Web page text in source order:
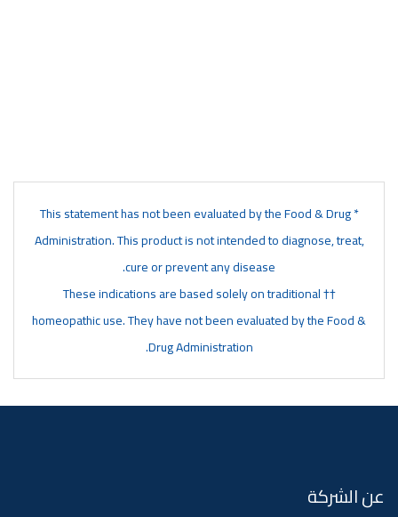
* This statement has not been evaluated by the Food & Drug
Administration. This product is not intended to diagnose, treat,
cure or prevent any disease.
†† These indications are based solely on traditional
homeopathic use. They have not been evaluated by the Food &
Drug Administration.
عن الشركة